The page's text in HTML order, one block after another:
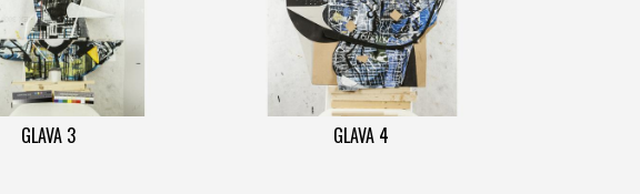
GLAVA 3 GLAVA 4